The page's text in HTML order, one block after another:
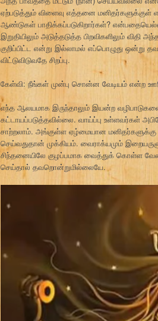
ஏற்படுத்தும் விளைவு எத்தனை
ஆண்டுகள் பாதிக்கப்படுகிறார்கள்?
இறுதியிலும் அடுத்தடுத்த பிறவிகளிலும்
குறிப்பிட்ட என்று இல்லாமல் எப்பொழுது ஒன்று
விட்டுவிடுவதே சிறப்பு.
கேள்வி: நீங்கள் முன்பு சொன்ன வேடியம் என்ற
எந்த ஆலயமாக இருந்தாலும் இயன்ற
கட்டாயப்படுத்தவில்லை. வாய்ப்பு உள்ளவர்கள்
சாற்றலாம். அங்குள்ள ஏழ்மையான
செய்வதுதான் முக்கியம். வைராக்யமும்
சிந்தனையிலே குழப்பமாக வைத்துக் கொள்ள
செய்தால் தவறொன்றுமில்லையே.